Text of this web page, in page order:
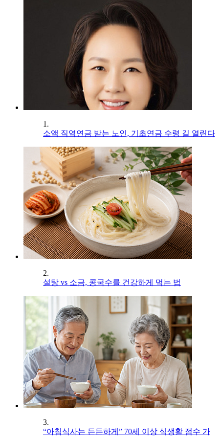
1.
소액 직역연금 받는 노인, 기초연금 수령 길 열린다
2.
설탕 vs 소금, 콩국수를 건강하게 먹는 법
3.
“아침식사는 든든하게” 70세 이상 식생활 점수 가